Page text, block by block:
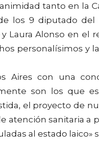
tanto en la
los 9 diputado del
Laura Alonso en el
personalísimos y
Aires con una
son los que
el proyecto de
sanitaria a
al estado laico»